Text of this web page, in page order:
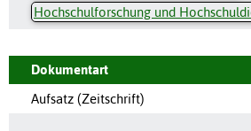
Hochschulforschung und
Dokumentart
Aufsatz (Zeitschrift)